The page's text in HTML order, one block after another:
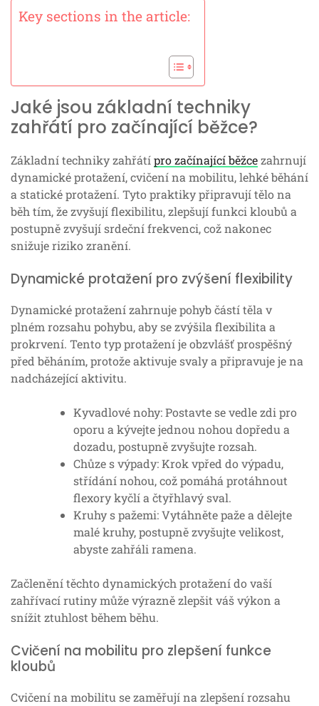
Key sections in the article:
Jaké jsou základní techniky
zahřátí pro začínající běžce?
Základní techniky zahřátípro začínající běžcezahrnují
dynamické protažení, cvičení na mobilitu, lehké běhání
a statické protažení. Tyto praktiky připravují tělo na
běh tím, že zvyšují flexibilitu, zlepšují funkci kloubů a
postupně zvyšují srdeční frekvenci, což nakonec
snižuje riziko zranění.
Dynamické protažení pro zvýšení flexibility
Dynamické protažení zahrnuje pohyb částí těla v
plném rozsahu pohybu, aby se zvýšila flexibilita a
prokrvení. Tento typ protažení je obzvlášť prospěšný
před běháním, protože aktivuje svaly a připravuje je na
nadcházející aktivitu.
Kyvadlové nohy: Postavte se vedle zdi pro
oporu a kývejte jednou nohou dopředu a
dozadu, postupně zvyšujte rozsah.
Chůze s výpady: Krok vpřed do výpadu,
střídání nohou, což pomáhá protáhnout
flexory kyčlí a čtyřhlavý sval.
Kruhy s pažemi: Vytáhněte paže a dělejte
malé kruhy, postupně zvyšujte velikost,
abyste zahřáli ramena.
Začlenění těchto dynamických protažení do vaší
zahřívací rutiny může výrazně zlepšit váš výkon a
snížit ztuhlost během běhu.
Cvičení na mobilitu pro zlepšení funkce
kloubů
Cvičení na mobilitu se zaměřují na zlepšení rozsahu